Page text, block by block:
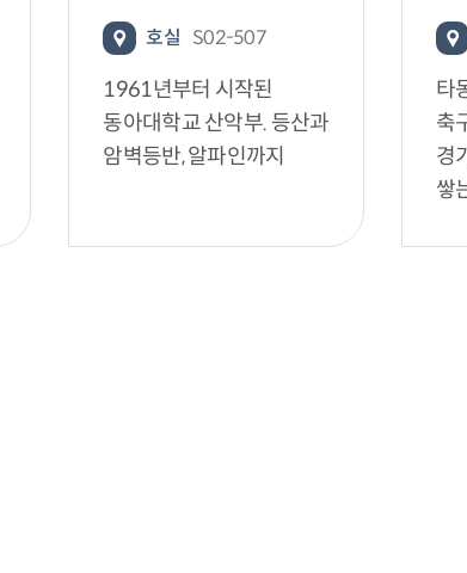
호실 S02-507
1961년부터 시작된
동아대학교 산악부. 등산과
암벽등반, 알파인까지
타
축
경
쌓